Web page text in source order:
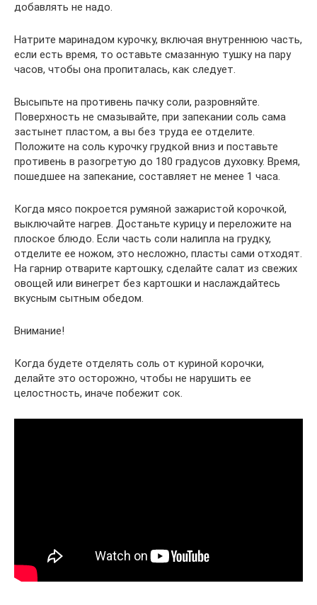
добавлять не надо.
Натрите маринадом курочку, включая внутреннюю часть,
если есть время, то оставьте смазанную тушку на пару
часов, чтобы она пропиталась, как следует.
Высыпьте на противень пачку соли, разровняйте.
Поверхность не смазывайте, при запекании соль сама
застынет пластом, а вы без труда ее отделите.
Положите на соль курочку грудкой вниз и поставьте
противень в разогретую до 180 градусов духовку. Время,
пошедшее на запекание, составляет не менее 1 часа.
Когда мясо покроется румяной зажаристой корочкой,
выключайте нагрев. Достаньте курицу и переложите на
плоское блюдо. Если часть соли налипла на грудку,
отделите ее ножом, это несложно, пласты сами отходят.
На гарнир отварите картошку, сделайте салат из свежих
овощей или винегрет без картошки и наслаждайтесь
вкусным сытным обедом.
Внимание!
Когда будете отделять соль от куриной корочки,
делайте это осторожно, чтобы не нарушить ее
целостность, иначе побежит сок.